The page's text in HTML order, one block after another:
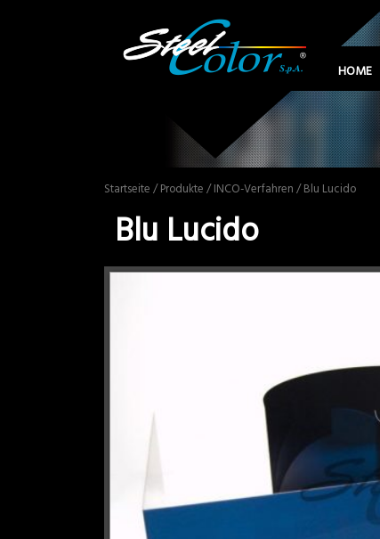
HOME
Startseite /Produkte /INCO-Verfahren / Blu Lucido
Blu Lucido